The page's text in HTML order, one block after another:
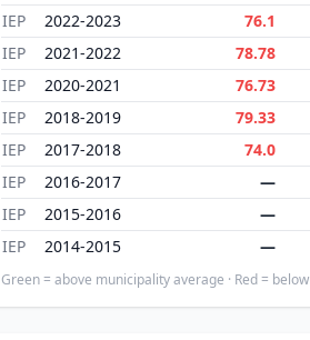
IEP
2022-2023 76.1
IEP
2021-2022 78.78
IEP
2020-2021 76.73
IEP
2018-2019 79.33
IEP
2017-2018 74.0
IEP
2016-2017 —
IEP
2015-2016 —
IEP
2014-2015 —
Green = above municipality average · Red = below